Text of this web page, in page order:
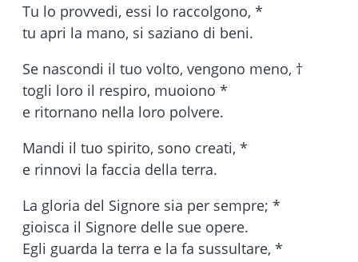
Tu lo provvedi, essi lo raccolgono, *
tu apri la mano, si saziano di beni.
Se nascondi il tuo volto, vengono meno, †
togli loro il respiro, muoiono *
e ritornano nella loro polvere.
Mandi il tuo spirito, sono creati, *
e rinnovi la faccia della terra.
La gloria del Signore sia per sempre; *
gioisca il Signore delle sue opere.
Egli guarda la terra e la fa sussultare, *